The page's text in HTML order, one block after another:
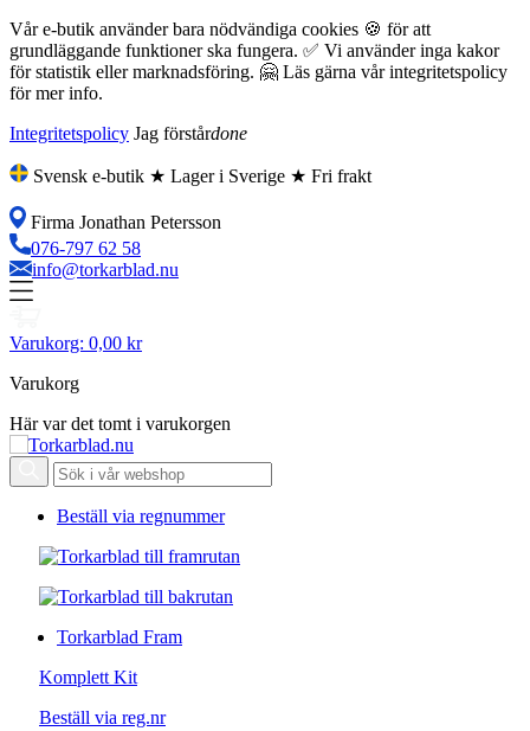
Vår e-butik använder bara nödvändiga cookies 🍪 för att
grundläggande funktioner ska fungera. ✅ Vi använder inga kakor
för statistik eller marknadsföring. 🤗 Läs gärna vår integritetspolicy
för mer info.
Integritetspolicy Jag förstårdone
Svensk e-butik ★ Lager i Sverige ★ Fri frakt
Firma Jonathan Petersson
076-797 62 58
info@torkarblad.nu
Varukorg: 0,00 kr
Varukorg
Här var det tomt i varukorgen
Beställ via regnummer
Torkarblad Fram
Komplett Kit
Beställ via reg.nr